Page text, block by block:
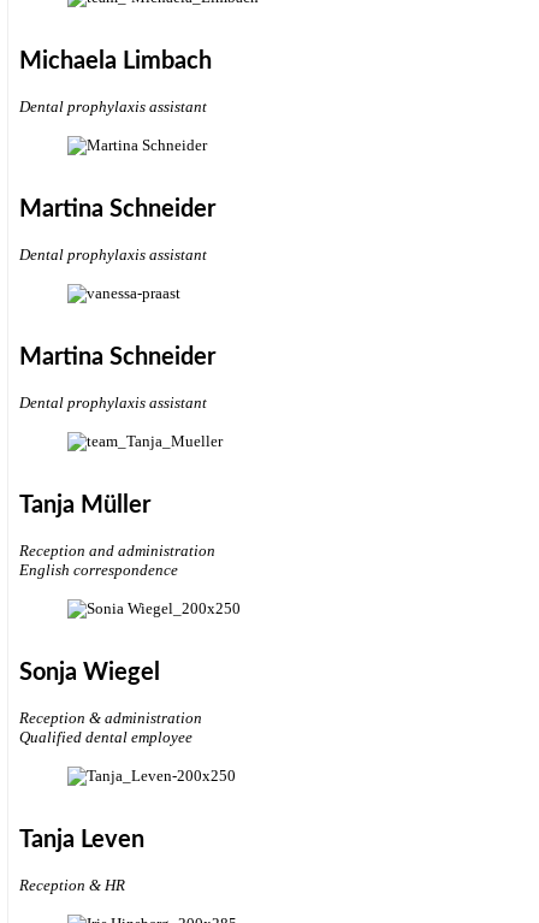
Michaela Limbach
Dental prophylaxis assistant
Martina Schneider
Dental prophylaxis assistant
Martina Schneider
Dental prophylaxis assistant
Tanja Müller
Reception and administration
English correspondence
Sonja Wiegel
Reception & administration
Qualified dental employee
Tanja Leven
Reception & HR